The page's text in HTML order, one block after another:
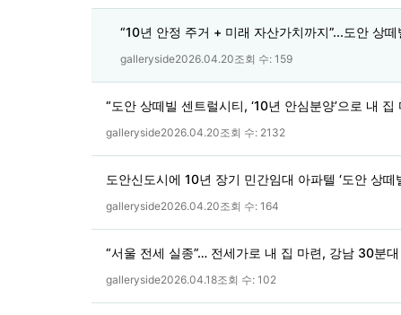
“10년 안정 주거 + 미래 자산가치까지”...도안 상
galleryside2026.04.20조회 수: 159
“도안 상떼빌 센트럴시티, ‘10년 안심분양’으로 내 집
galleryside2026.04.20조회 수: 2132
도안신도시에 10년 장기 민간임대 아파텔 ‘도안 상떼
galleryside2026.04.20조회 수: 164
“서울 전세 실종”… 전세가로 내 집 마련, 강남 30분대
galleryside2026.04.18조회 수: 102